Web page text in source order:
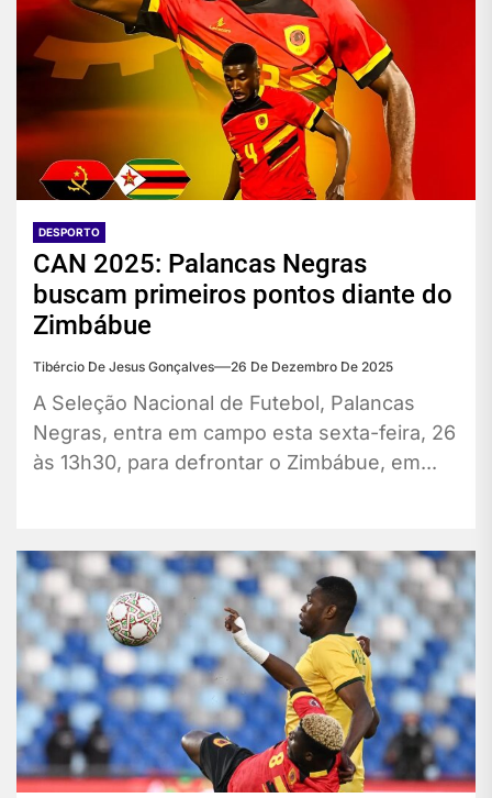
DESPORTO
CAN 2025: Palancas Negras
buscam primeiros pontos diante do
Zimbábue
Tibércio De Jesus Gonçalves 26 De Dezembro De 2025
A Seleção Nacional de Futebol, Palancas
Negras, entra em campo esta sexta-feira, 26
às 13h30, para defrontar o Zimbábue, em...